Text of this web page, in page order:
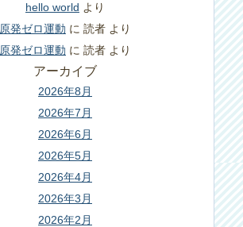
hello world より
原発ゼロ運動 に 読者 より
原発ゼロ運動 に 読者 より
アーカイブ
2026年8月
2026年7月
2026年6月
2026年5月
2026年4月
2026年3月
2026年2月